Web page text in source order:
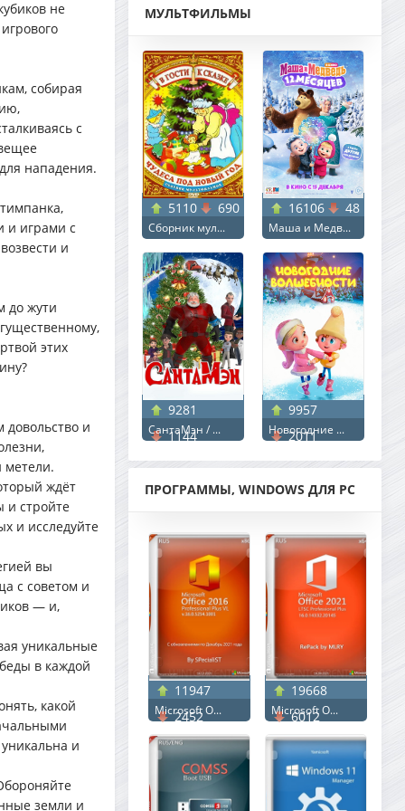
не
собирая
с
нападения.
и играми с
и
до жути
этих
и
метели.
ждёт
и стройте
и исследуйте
вы
с советом и
— и,
уникальные
в каждой
какой
и
земли и
МУЛЬТФИЛЬМЫ
5110 690
Сборник мул...
16106 48
Маша и Медв...
9281
1144
СантаМэн / ...
9957
2011
Новогодние ...
ПРОГРАММЫ, WINDOWS ДЛЯ PC
11947
2452
Microsoft O...
19668
6012
Microsoft O...